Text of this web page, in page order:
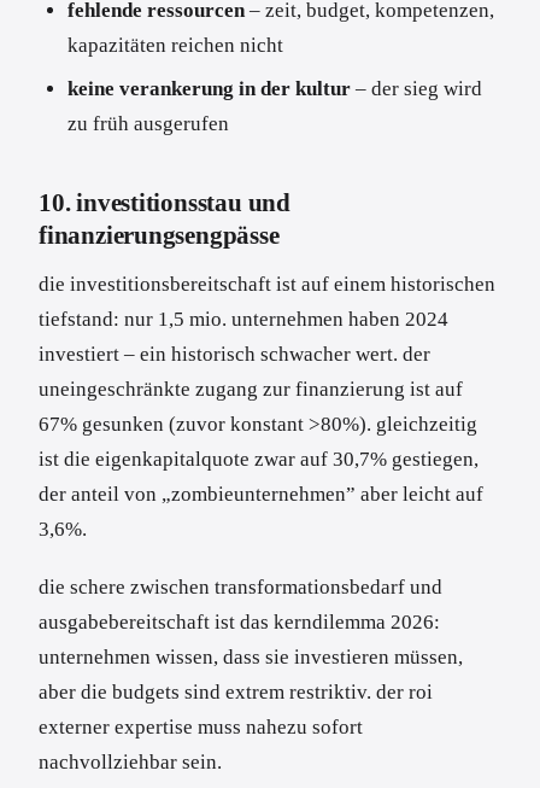
fehlende ressourcen– zeit, budget, kompetenzen,
kapazitäten reichen nicht
keine verankerung in der kultur– der sieg wird
zu früh ausgerufen
10. investitionsstau und
finanzierungsengpässe
die investitionsbereitschaft ist auf einem historischen
tiefstand: nur 1,5 mio. unternehmen haben 2024
investiert – ein historisch schwacher wert. der
uneingeschränkte zugang zur finanzierung ist auf
67% gesunken (zuvor konstant >80%). gleichzeitig
ist die eigenkapitalquote zwar auf 30,7% gestiegen,
der anteil von „zombieunternehmen” aber leicht auf
3,6%.
die schere zwischen transformationsbedarf und
ausgabebereitschaft ist das kerndilemma 2026:
unternehmen wissen, dass sie investieren müssen,
aber die budgets sind extrem restriktiv. der roi
externer expertise muss nahezu sofort
nachvollziehbar sein.